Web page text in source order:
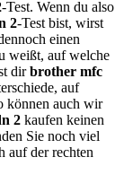
-Test. Wenn du also
2-Test bist, wirst
einen
weißt, auf welche
dirbrother mfc
auf
können auch wir
2 kaufen keinen
Sie noch viel
auf der rechten